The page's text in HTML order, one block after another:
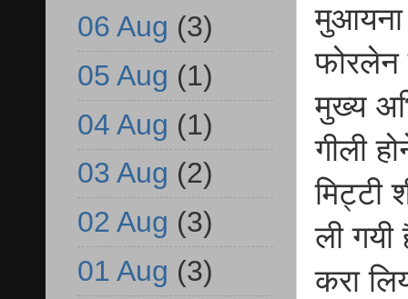
मुआयना
फोरलेन
मुख्य
गीली
मिट्टी
ली गयी
करा
06 Aug (3)
05 Aug (1)
04 Aug (1)
03 Aug (2)
02 Aug (3)
01 Aug (3)